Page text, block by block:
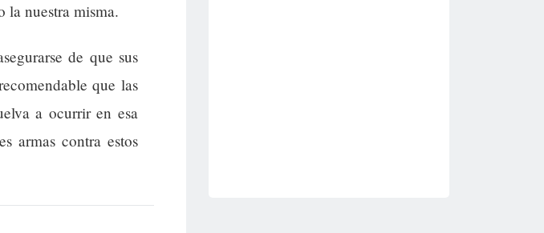
la nuestra misma.
de que sus
que las
a ocurrir en esa
armas contra estos